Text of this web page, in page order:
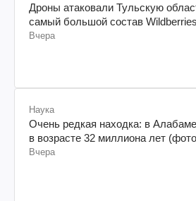
Дроны атаковали Тульскую
самый большой состав
Вчера
Наука
Очень редкая находка: в
в возрасте 32 миллиона лет
Вчера